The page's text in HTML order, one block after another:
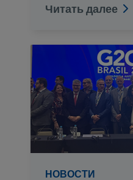
Читать далее
НОВОСТИ